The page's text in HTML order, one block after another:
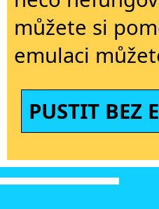
můžete si
emulaci
PUSTIT BEZ